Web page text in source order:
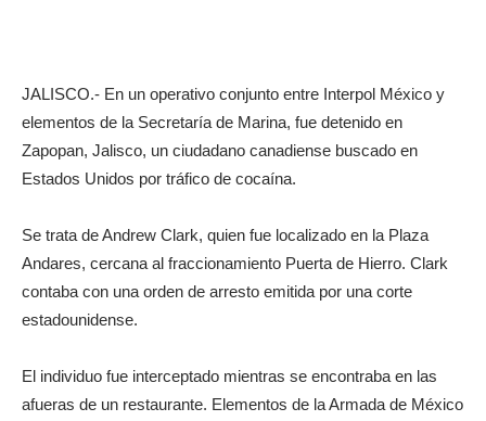
JALISCO.- En un operativo conjunto entre Interpol México y
elementos de la Secretaría de Marina, fue detenido en
Zapopan, Jalisco, un ciudadano canadiense buscado en
Estados Unidos por tráfico de cocaína.
Se trata de Andrew Clark, quien fue localizado en la Plaza
Andares, cercana al fraccionamiento Puerta de Hierro. Clark
contaba con una orden de arresto emitida por una corte
estadounidense.
El individuo fue interceptado mientras se encontraba en las
afueras de un restaurante. Elementos de la Armada de México